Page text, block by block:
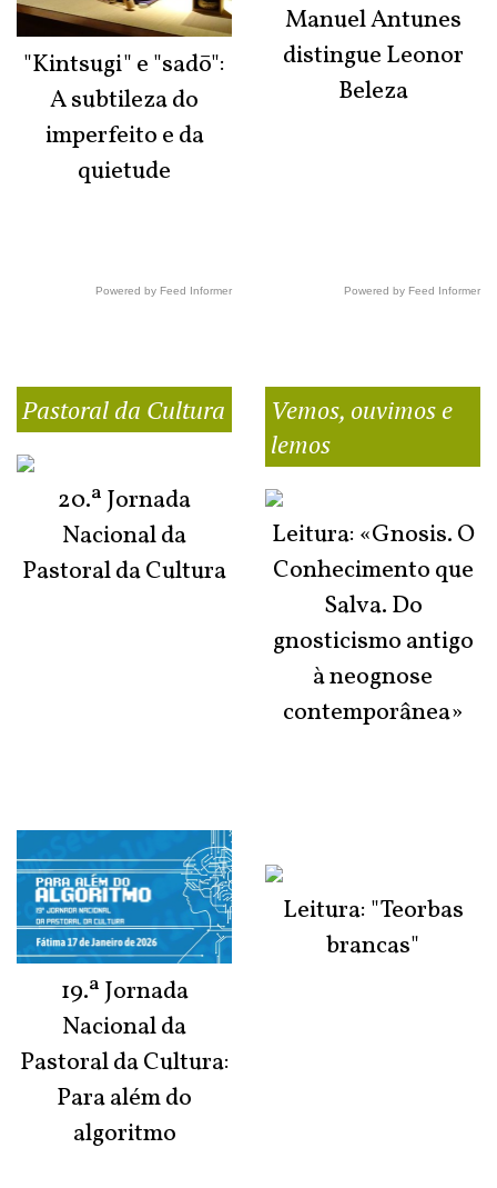
"Kintsugi" e "sadō":
A subtileza do
imperfeito e da
quietude
Powered by Feed Informer
Manuel Antunes
distingue Leonor
Beleza
Powered by Feed Informer
Pastoral da Cultura
20.ª Jornada
Nacional da
Pastoral da Cultura
19.ª Jornada
Nacional da
Pastoral da Cultura:
Para além do
algoritmo
Vemos, ouvimos e
lemos
Leitura: «Gnosis. O
Conhecimento que
Salva. Do
gnosticismo antigo
à neognose
contemporânea»
Leitura: "Teorbas
brancas"